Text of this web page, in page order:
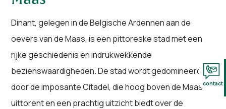
Dinant, gelegen in de Belgische Ardennen aan de
oevers van de Maas, is een pittoreske stad met een
rijke geschiedenis en indrukwekkende
bezienswaardigheden. De stad wordt gedomineerd
door de imposante Citadel, die hoog boven de Maas
uittorent en een prachtig uitzicht biedt over de
contact